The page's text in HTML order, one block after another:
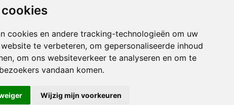
cookies en andere tracking-technologieën om uw
te verbeteren, om gepersonaliseerde inhoud
om ons websiteverkeer te analyseren en om te
vandaan komen.
Wijzig mijn voorkeuren
Disclaimer
Vakantiehuis website